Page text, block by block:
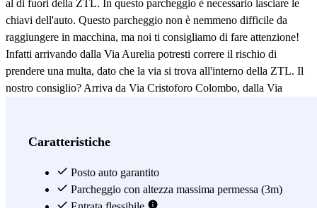
al di fuori della ZTL. In questo parcheggio è necessario lasciare le
chiavi dell'auto. Questo parcheggio non è nemmeno difficile da
raggiungere in macchina, ma noi ti consigliamo di fare attenzione!
Infatti arrivando dalla Via Aurelia potresti correre il rischio di
prendere una multa, dato che la via si trova all'interno della ZTL. Il
nostro consiglio? Arriva da Via Cristoforo Colombo, dalla Via
dirlo, ma se ancora non ne fossi certo, il
Colosseo, visto che si trova a solo 200 metri da questo imponente
simbolo della città. La posizione di questo parcheggio è ovviamente
Caratteristiche
Posto auto garantito
Parcheggio con altezza massima permessa (3m)